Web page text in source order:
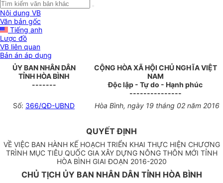
Nội dung VB
Văn bản gốc
Tiếng anh
Lược đồ
VB liên quan
Bản án áp dụng
ỦY BAN NHÂN DÂN
TỈNH HÒA BÌNH
-------
CỘNG HÒA XÃ HỘI CHỦ NGHĨA VIỆT
NAM
Độc lập - Tự do - Hạnh phúc
---------------
Số: 366/QĐ-UBND Hòa Bình, ngày 19tháng 02năm 2016
QUYẾT ĐỊNH
VỀ VIỆC BAN HÀNH KẾ HOẠCH TRIỂN KHAI THỰC HIỆN CHƯƠNG
TRÌNH MỤC TIÊU QUỐC GIA XÂY DỰNG NÔNG THÔN MỚI TỈNH
HÒA BÌNH GIAI ĐOẠN 2016-2020
CHỦ TỊCH ỦY BAN NHÂN DÂN TỈNH HÒA BÌNH